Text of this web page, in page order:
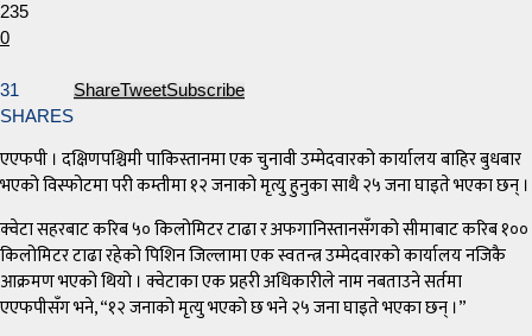
235
0
31
SHARES
ShareTweetSubscribe
एएफपी । दक्षिणपश्चिमी पाकिस्तानमा एक चुनावी उम्मेदवारको कार्यालय बाहिर बुधबार
भएको विस्फोटमा परी कम्तीमा १२ जनाको मृत्यु हुनुका साथै २५ जना घाइते भएका छन् ।
क्वेटा सहरबाट करिब ५० किलोमिटर टाढा र अफगानिस्तानसँगको सीमाबाट करिब १००
किलोमिटर टाढा रहेको पिशिन जिल्लामा एक स्वतन्त्र उम्मेदवारको कार्यालय नजिकै
आक्रमण भएको थियो । क्वेटाका एक प्रहरी अधिकारीले नाम नबताउने सर्तमा
एएफपीसँग भने, “१२ जनाको मृत्यु भएको छ भने २५ जना घाइते भएका छन् ।”